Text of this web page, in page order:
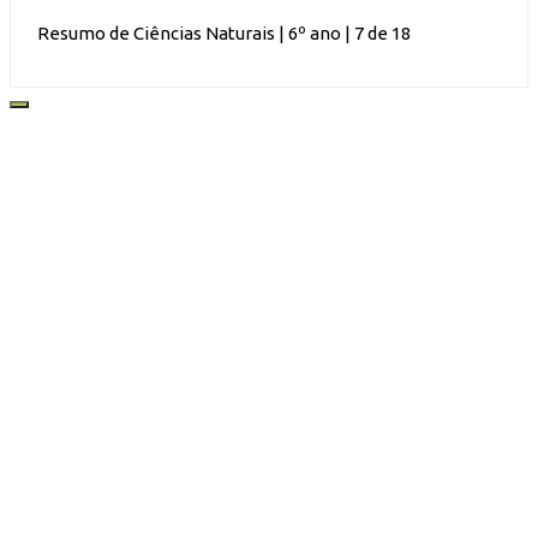
Resumo de Ciências Naturais | 6º ano | 7 de 18